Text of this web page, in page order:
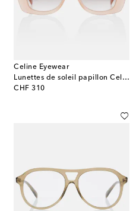
Celine Eyewear
Lunettes de soleil papillon Celine 3 Dots
CHF 310
original price